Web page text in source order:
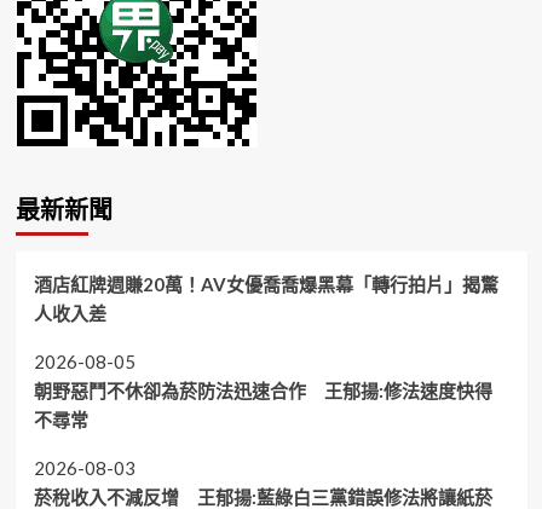
最新新聞
酒店紅牌週賺20萬！AV女優喬喬爆黑幕「轉行拍片」揭驚
人收入差
2026-08-05
朝野惡鬥不休卻為菸防法迅速合作 王郁揚:修法速度快得
不尋常
2026-08-03
菸稅收入不減反增 王郁揚:藍綠白三黨錯誤修法將讓紙菸